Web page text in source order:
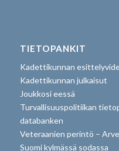
TIETOPANKIT
Kadettikunnan
Kadettikunnan julkaisut
Joukkosi eessä
Turvallisuuspolitiikan
databanken
Veteraanien perintö –
Suomi kylmässä sodassa